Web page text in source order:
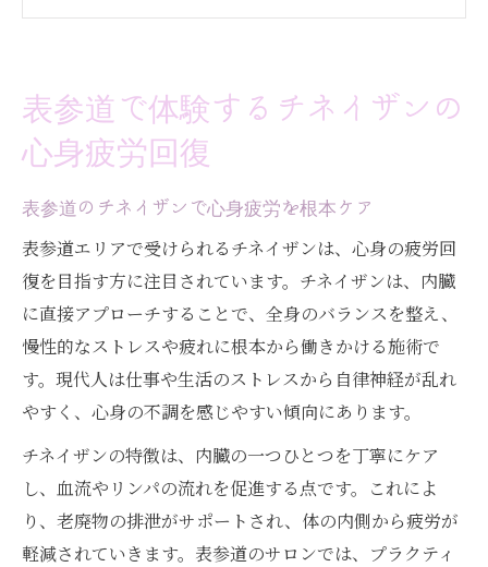
表参道で注目のチネイザン体験レビュー
内臓ケアならチネイザン！腸もみとの違いも解
チネイザンと腸もみの違いを徹底解説
内臓ケアの新常識としてのチネイザン体験
腸もみユーザーが注目すべきチネイザンの
魅力
血流とリンパに働きかけるチネイザン効果
内臓ケア初心者にもおすすめのチネイザン
チネイザンが心身バランス回復に支持され
る理由
内臓へ丁寧に働きかけるチネイザンの特長
表参道で体験するチネイザンの
心身疲労回復
表参道のチネイザンで心身疲労を根本ケア
表参道エリアで受けられるチネイザンは、心身の疲労回
復を目指す方に注目されています。チネイザンは、内臓
に直接アプローチすることで、全身のバランスを整え、
慢性的なストレスや疲れに根本から働きかける施術で
す。現代人は仕事や生活のストレスから自律神経が乱れ
やすく、心身の不調を感じやすい傾向にあります。
チネイザンの特徴は、内臓の一つひとつを丁寧にケア
し、血流やリンパの流れを促進する点です。これによ
り、老廃物の排泄がサポートされ、体の内側から疲労が
軽減されていきます。表参道のサロンでは、プラクティ